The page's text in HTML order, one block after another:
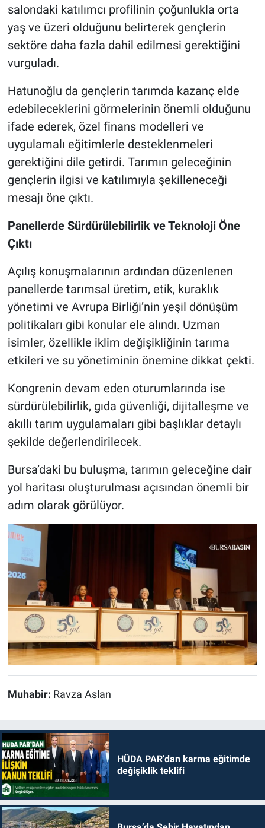
salondaki katılımcı profilinin çoğunlukla orta
yaş ve üzeri olduğunu belirterek gençlerin
sektöre daha fazla dahil edilmesi gerektiğini
vurguladı.
Hatunoğlu da gençlerin tarımda kazanç elde
edebileceklerini görmelerinin önemli olduğunu
ifade ederek, özel finans modelleri ve
uygulamalı eğitimlerle desteklenmeleri
gerektiğini dile getirdi. Tarımın geleceğinin
gençlerin ilgisi ve katılımıyla şekilleneceği
mesajı öne çıktı.
Panellerde Sürdürülebilirlik ve Teknoloji Öne
Çıktı
Açılış konuşmalarının ardından düzenlenen
panellerde tarımsal üretim, etik, kuraklık
yönetimi ve Avrupa Birliği’nin yeşil dönüşüm
politikaları gibi konular ele alındı. Uzman
isimler, özellikle iklim değişikliğinin tarıma
etkileri ve su yönetiminin önemine dikkat çekti.
Kongrenin devam eden oturumlarında ise
sürdürülebilirlik, gıda güvenliği, dijitalleşme ve
akıllı tarım uygulamaları gibi başlıklar detaylı
şekilde değerlendirilecek.
Bursa’daki bu buluşma, tarımın geleceğine dair
yol haritası oluşturulması açısından önemli bir
adım olarak görülüyor.
Muhabir: Ravza Aslan
HÜDA PAR’dan karma eğitimde
değişiklik teklifi